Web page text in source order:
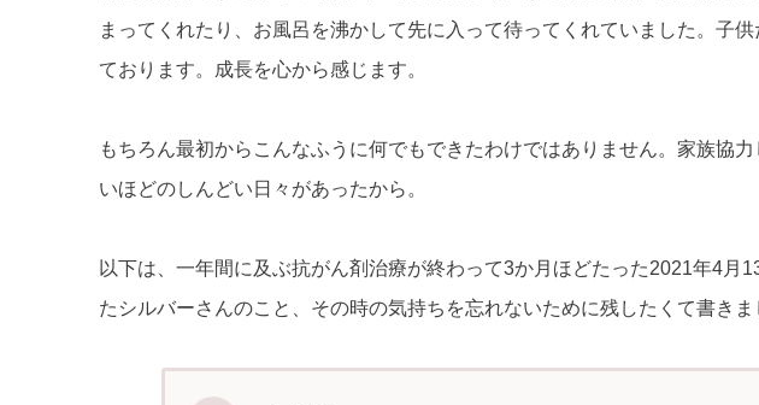
まってくれたり、お風呂を沸かして先に入って待ってくれていました。子
ております。成長を心から感じます。
もちろん最初からこんなふうに何でもできたわけではありません。家族協
いほどのしんどい日々があったから。
以下は、一年間に及ぶ抗がん剤治療が終わって3か月ほどたった2021年4月
たシルバーさんのこと、その時の気持ちを忘れないために残したくて書きま